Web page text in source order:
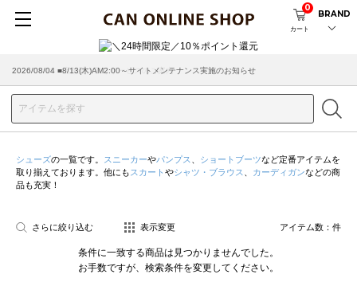
カート
0
BRAND
2026/08/04 ■8/13(木)AM2:00～サイトメンテナンス実施のお知らせ
2026/03/18 ■店舗受け取りサービスのご案内
シューズの一覧です。 スニーカーやパンプス ショートブーツなど定番アイテムを
取り揃えております。他にも スカート やシャツ・ブラウス カーディガンなどの商
品も充実！
さらに絞り込む 表示変更 アイテム数： 件
条件に一致する商品は見つかりませんでした。
お手数ですが、検索条件を変更してください。